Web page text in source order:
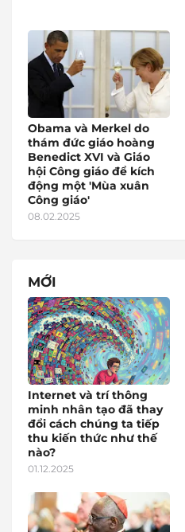
Obama và Merkel do
thám đức giáo hoàng
Benedict XVI và Giáo
hội Công giáo để kích
động một 'Mùa xuân
Công giáo'
08.02.2025
MỚI
Internet và trí thông
minh nhân tạo đã thay
đổi cách chúng ta tiếp
thu kiến thức như thế
nào?
01.12.2025